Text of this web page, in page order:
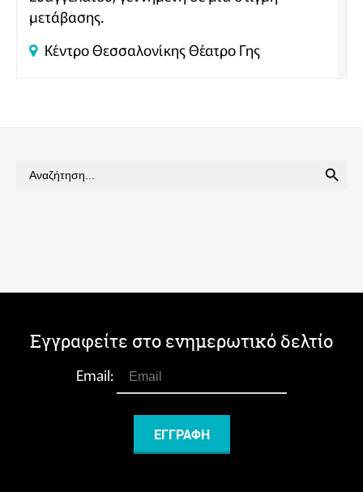
μετάβασης.
Κέντρο ΘεσσαλονίκηςΘέατρο Γης
Search
for:
Εγγραφείτε στο ενημερωτικό δελτίο
Email: